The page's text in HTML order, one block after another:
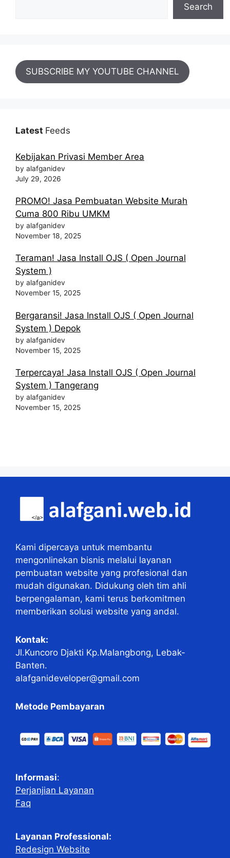
Search
SUBSCRIBE MY YOUTUBE CHANNEL
Latest Feeds
Kebijakan Privasi Member Area
by alafganidev
July 29, 2026
PROMO! Jasa Pembuatan Website Murah
Cuma 800 Ribu UMKM
by alafganidev
November 18, 2025
Teraman! Jasa Install OJS ( Open Journal
System )
by alafganidev
November 15, 2025
Bergaransi! Jasa Install OJS ( Open Journal
System ) Depok
by alafganidev
November 15, 2025
Terpercaya! Jasa Install OJS ( Open Journal
System ) Tangerang
by alafganidev
November 15, 2025
Kami dipercaya untuk membantu
mengonlinekan bisnis melalui layanan
pembuatan website yang profesional dan
mudah digunakan. Didukung oleh tim ahli
berpengalaman, kami terus berkomitmen
memberikan solusi website yang andal.
Kontak:
Jl.Kuncoro Djakti Kp.Malangbong, Lebak-
Banten.
alafganideveloper@gmail.com
Metode Pembayaran
Informasi:
Perjanjian Layanan
Faq
Layanan Professional:
Redesign Website